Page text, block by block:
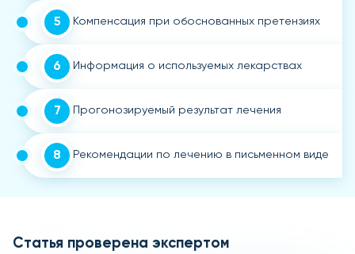
5 Компенсация при обоснованных претензиях
6 Информация о используемых лекарствах
7 Прогонозируемый результат лечения
8 Рекомендации по лечению в письменном виде
Статья проверена экспертом